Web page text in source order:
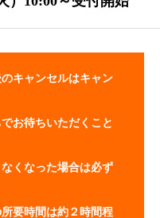
キャンセルはキャン
お待ちいただくこと
くなった場合は必ず
要時間は約２時間程